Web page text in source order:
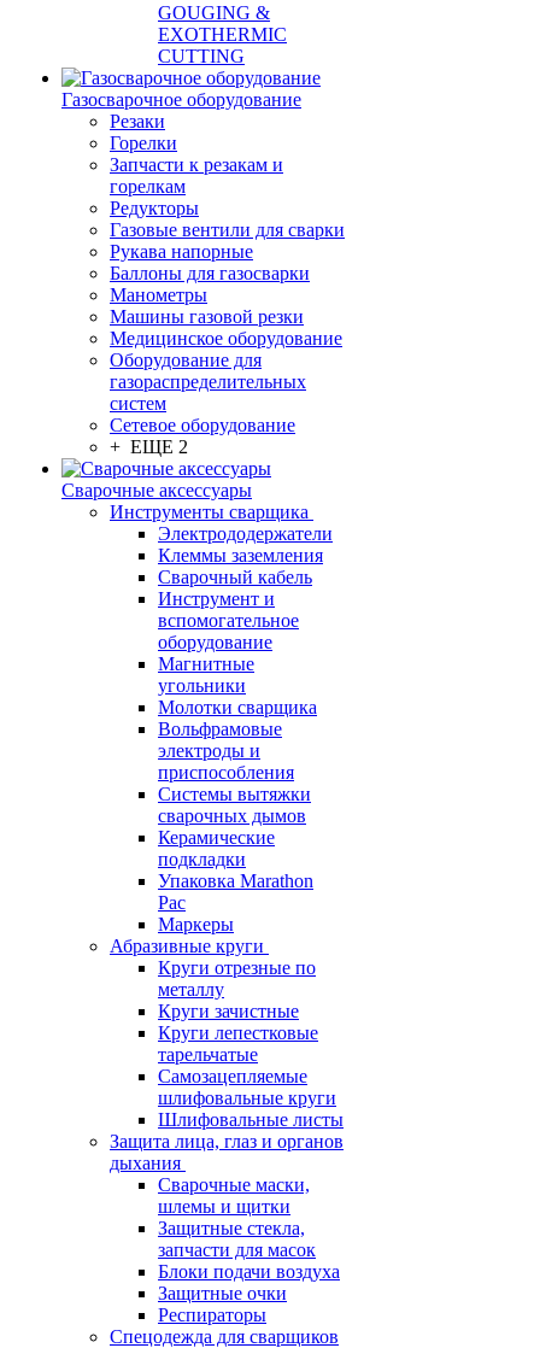
GOUGING &
EXOTHERMIC
CUTTING
Газосварочное оборудование
Резаки
Горелки
Запчасти к резакам и
горелкам
Редукторы
Газовые вентили для сварки
Рукава напорные
Баллоны для газосварки
Манометры
Машины газовой резки
Медицинское оборудование
Оборудование для
газораспределительных
систем
Сетевое оборудование
+ ЕЩЕ 2
Сварочные аксессуары
Инструменты сварщика
Электрододержатели
Клеммы заземления
Сварочный кабель
Инструмент и
вспомогательное
оборудование
Магнитные
угольники
Молотки сварщика
Вольфрамовые
электроды и
приспособления
Системы вытяжки
сварочных дымов
Керамические
подкладки
Упаковка Marathon
Pac
Маркеры
Абразивные круги
Круги отрезные по
металлу
Круги зачистные
Круги лепестковые
тарельчатые
Самозацепляемые
шлифовальные круги
Шлифовальные листы
Защита лица, глаз и органов
дыхания
Сварочные маски,
шлемы и щитки
Защитные стекла,
запчасти для масок
Блоки подачи воздуха
Защитные очки
Респираторы
Спецодежда для сварщиков